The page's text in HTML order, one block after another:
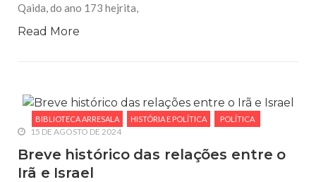
Qaida, do ano 173 hejrita,
Read More
BIBLIOTECA ARRESALA HISTÓRIA E POLÍTICA POLÍTICA
15 DE AGOSTO DE 2024
Breve histórico das relações entre o
Irã e Israel